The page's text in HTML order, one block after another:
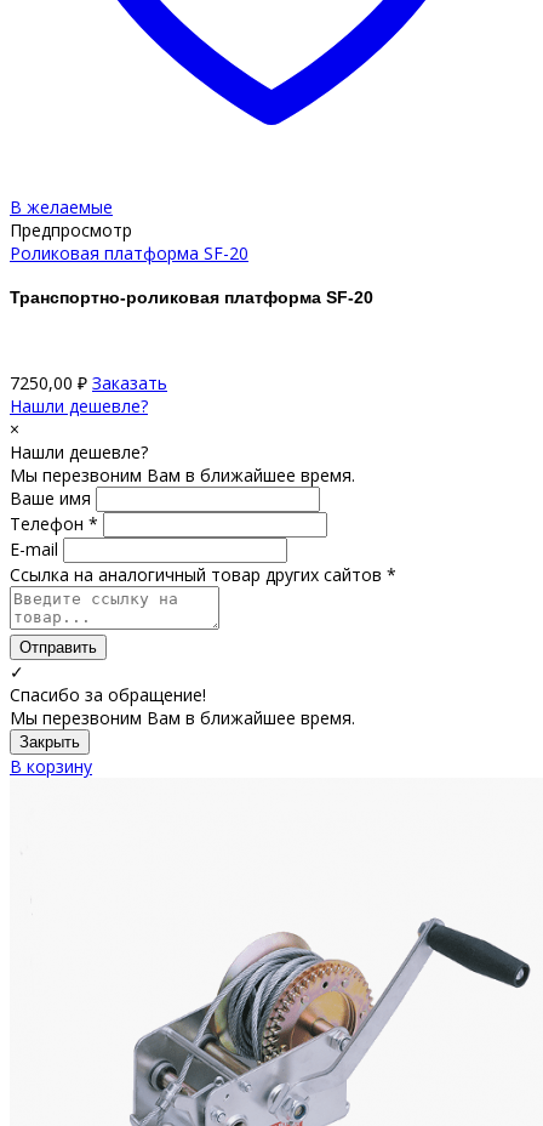
В желаемые
Предпросмотр
Роликовая платформа SF-20
Транспортно-роликовая платформа SF-20
7250,00 ₽ Заказать
Нашли дешевле?
×
Нашли дешевле?
Мы перезвоним Вам в ближайшее время.
Ваше имя
Телефон *
E-mail
Ссылка на аналогичный товар других сайтов *
Отправить
✓
Спасибо за обращение!
Мы перезвоним Вам в ближайшее время.
Закрыть
В корзину